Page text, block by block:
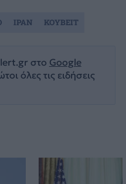
στο Google
όλες τις ειδήσεις
ΙΡΑΝ ΚΟΥΒΕΙΤ